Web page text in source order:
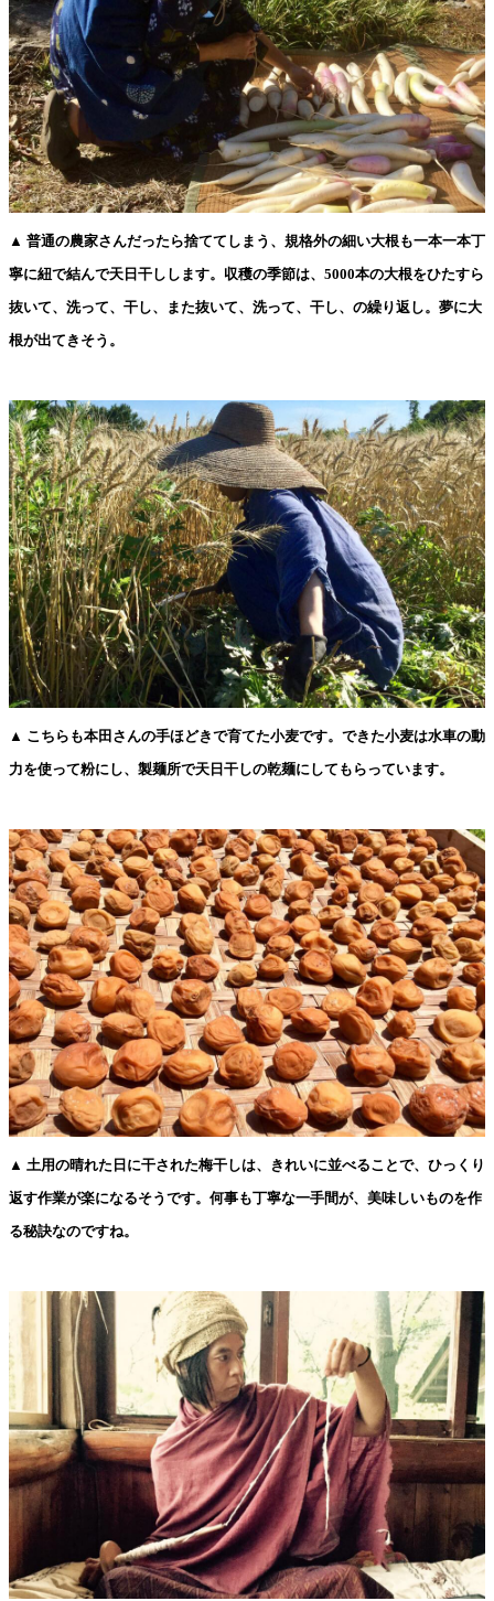
▲ 普通の農家さんだったら捨ててしまう、規格外の細い大根も一本一本丁
寧に紐で結んで天日干しします。収穫の季節は、5000本の大根をひたすら
抜いて、洗って、干し、また抜いて、洗って、干し、の繰り返し。夢に大
根が出てきそう。
▲ こちらも本田さんの手ほどきで育てた小麦です。できた小麦は水車の動
力を使って粉にし、製麺所で天日干しの乾麺にしてもらっています。
▲ 土用の晴れた日に干された梅干しは、きれいに並べることで、ひっくり
返す作業が楽になるそうです。何事も丁寧な一手間が、美味しいものを作
る秘訣なのですね。